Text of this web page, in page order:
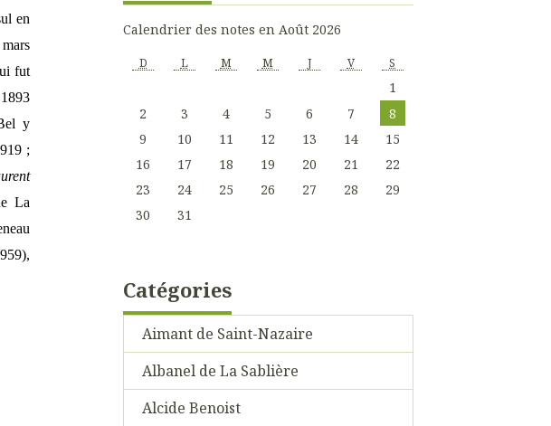
en
fut
y
;
La
Calendrier des notes en Août 2026
D L M M J V S
1
2
3 4 5 6 7
8
9
10 11 12 13 14
15
16
17 18 19 20 21
22
23
24 25 26 27 28
29
30
31
Catégories
Aimant de Saint-Nazaire
Albanel de La Sablière
Alcide Benoist